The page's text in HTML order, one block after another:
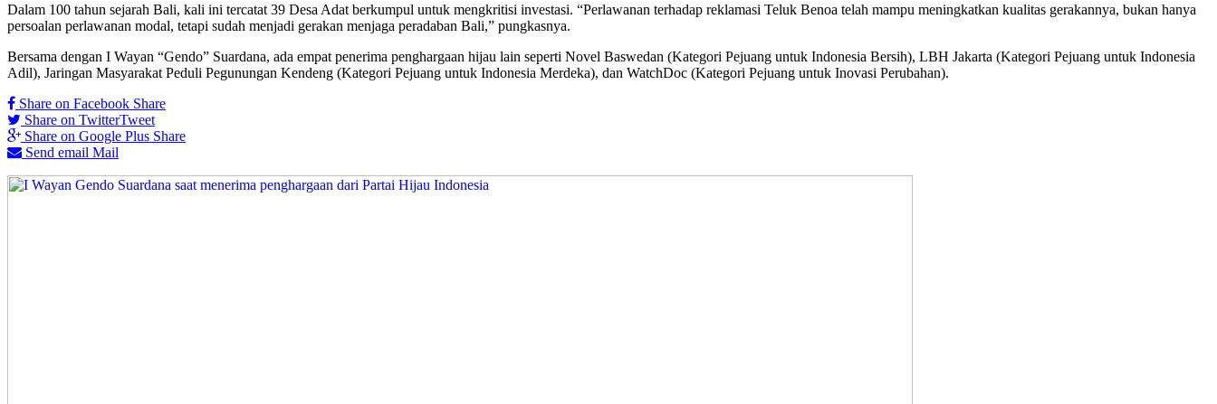
Dalam 100 tahun sejarah Bali, kali ini tercatat 39 Desa Adat berkumpul untuk mengkritisi investasi. “Perlawanan terhadap reklamasi Teluk Benoa telah mampu meningkatkan kualitas gerakannya, bukan hanya
persoalan perlawanan modal, tetapi sudah menjadi gerakan menjaga peradaban Bali,” pungkasnya.
Bersama dengan I Wayan “Gendo” Suardana, ada empat penerima penghargaan hijau lain seperti Novel Baswedan (Kategori Pejuang untuk Indonesia Bersih), LBH Jakarta (Kategori Pejuang untuk Indonesia
Adil), Jaringan Masyarakat Peduli Pegunungan Kendeng (Kategori Pejuang untuk Indonesia Merdeka), dan WatchDoc (Kategori Pejuang untuk Inovasi Perubahan).
Share on Facebook Share
Share on TwitterTweet
Share on Google Plus Share
Send email Mail